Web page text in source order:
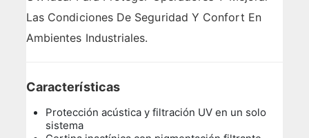
Las Condiciones De Seguridad Y Confort En
Ambientes Industriales.
Características
Protección acústica y filtración UV en un solo
sistema